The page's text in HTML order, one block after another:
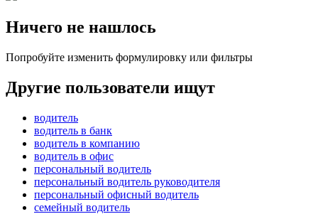
Ничего не нашлось
Попробуйте изменить формулировку или фильтры
Другие пользователи ищут
водитель
водитель в банк
водитель в компанию
водитель в офис
персональный водитель
персональный водитель руководителя
персональный офисный водитель
семейный водитель